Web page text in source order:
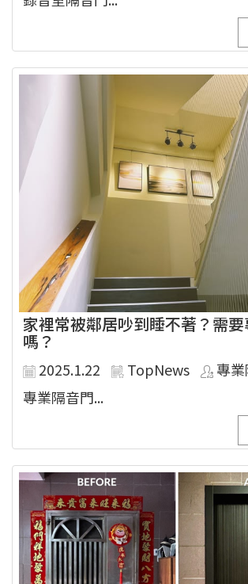
家裡常被鄰居吵到睡不著？需
嗎？
2025.1.22 TopNews
專
專業隔音門...